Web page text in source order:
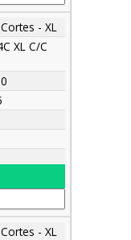
- XL
XL C/C
- XL